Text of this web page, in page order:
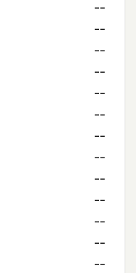
--
--
--
--
--
--
--
--
--
--
--
--
--